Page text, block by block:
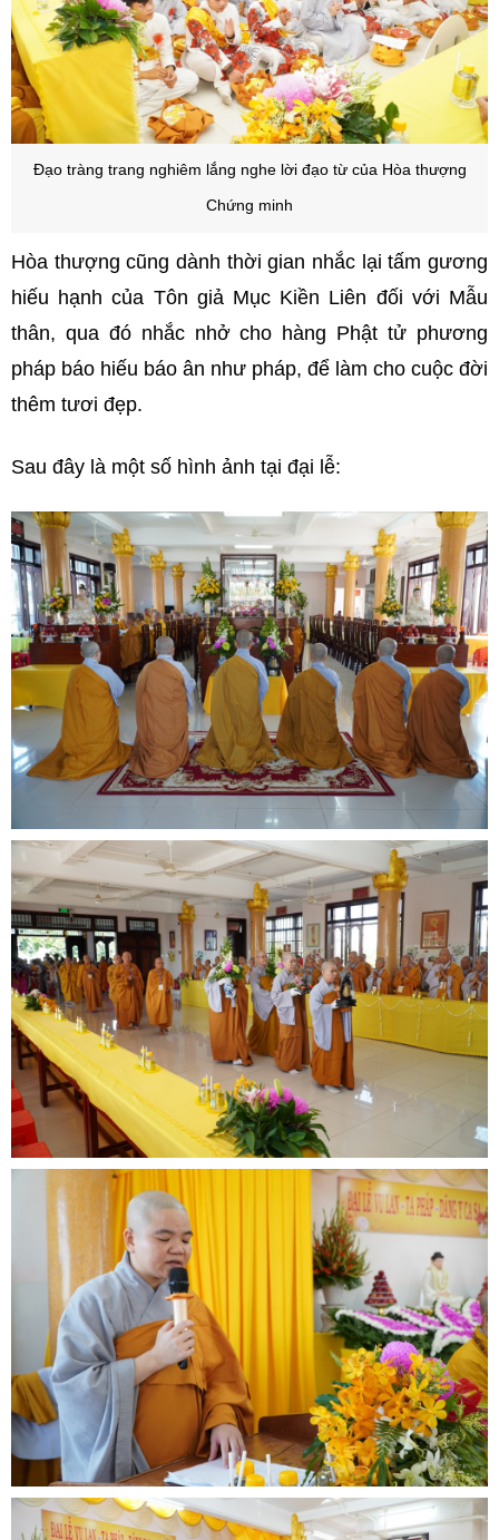
Đạo tràng trang nghiêm lắng nghe lời đạo từ của Hòa thượng
Chứng minh
Hòa thượng cũng dành thời gian nhắc lại tấm gương
hiếu hạnh của Tôn giả Mục Kiền Liên đối với Mẫu
thân, qua đó nhắc nhở cho hàng Phật tử phương
pháp báo hiếu báo ân như pháp, để làm cho cuộc đời
thêm tươi đẹp.
Sau đây là một số hình ảnh tại đại lễ: